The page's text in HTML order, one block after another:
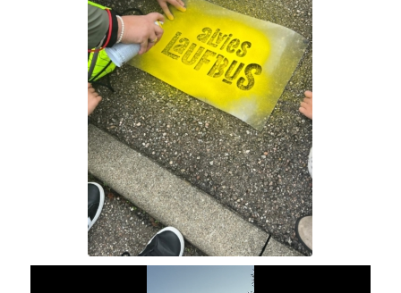
lernen ihren Ort und ihren Schulweg kennen.
Langfristig gesehen soll sich so die Zahl der
gefährlichen Elterntaxis reduzieren. Die Kinder
kommen entspannter in der Schule an, konnten sich
schon an der frischen Luft bewegen und sich mit
Freunden austauschen.
Diese positive Erfahrungen haben wir bereits in der
Vergangenheit gemacht, da wir viele Jahre erfolgreich
das Projekt „zu Fuß zur Schule“ durchgeführt haben
und weiterhin durchführen werden.
„Alvies Laufbus“ist speziell für die Kinder der ersten